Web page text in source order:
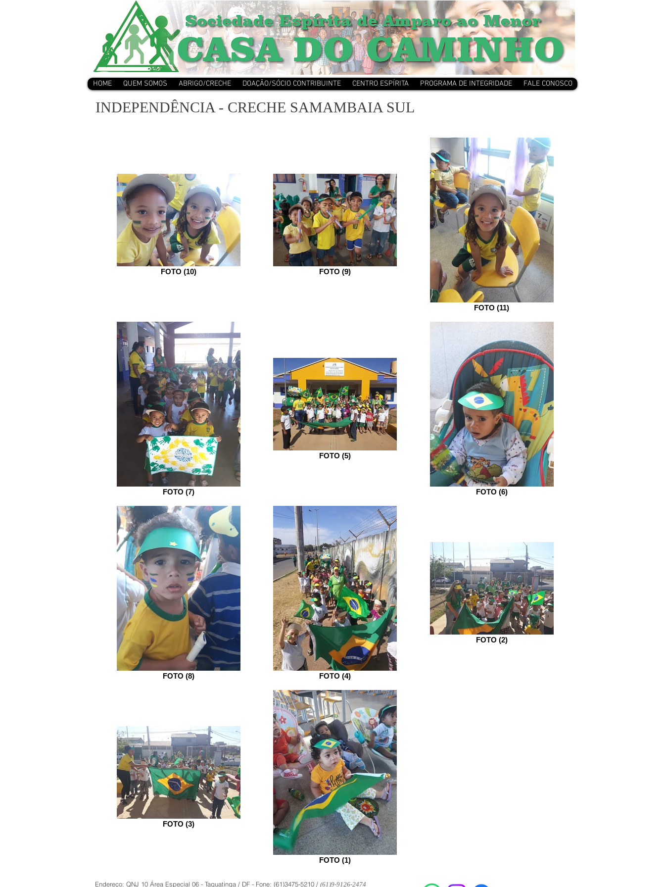
HOME QUEM SOMOS ABRIGO/CRECHE DOAÇÃO/SÓCIO CONTRIBUINTE CENTRO ESPÍRITA PROGRAMA DE INTEGRIDADE FALE CONOSCO
INDEPENDÊNCIA - CRECHE SAMAMBAIA SUL
FOTO (10) FOTO (9)
FOTO (11)
FOTO (7)
FOTO (5)
FOTO (6)
FOTO (8) FOTO (4)
FOTO (2)
FOTO (3)
FOTO (1)
Endereço: QNJ 10 Área Especial 06 - Taguatinga / DF - Fone: (61)3475-5210 / (61)9-9126-2474